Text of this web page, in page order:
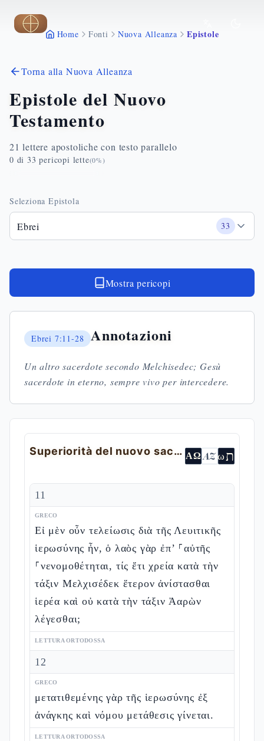
Vai al contenuto principale
Home Fonti Nuova Alleanza Epistole
Torna alla Nuova Alleanza
Epistole del Nuovo
Testamento
21 lettere apostoliche con testo parallelo
0 di 33 pericopi lette(0%)
Seleziona Epistola
Ebrei 33
Mostra pericopi
Ebrei 7:11-28 Annotazioni
Un altro sacerdote secondo Melchisedec; Gesù
sacerdote in eterno, sempre vivo per intercedere.
Superiorità del nuovo sacerdozio ΑΩ AZωת
11
GRECO
Εἰ μὲν οὖν τελείωσις διὰ τῆς Λευιτικῆς
ἱερωσύνης ἦν, ὁ λαὸς γὰρ ἐπ’ ⸀αὐτῆς
⸀νενομοθέτηται, τίς ἔτι χρεία κατὰ τὴν
τάξιν Μελχισέδεκ ἕτερον ἀνίστασθαι
ἱερέα καὶ οὐ κατὰ τὴν τάξιν Ἀαρὼν
λέγεσθαι;
LETTURA ORTODOSSA
12
GRECO
μετατιθεμένης γὰρ τῆς ἱερωσύνης ἐξ
ἀνάγκης καὶ νόμου μετάθεσις γίνεται.
LETTURA ORTODOSSA